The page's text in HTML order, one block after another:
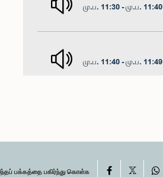
மு.ப. 11:30 - மு.ப. 11:40
மு.ப. 11:40 - மு.ப. 11:49
பி.ப. 12:05 - பி.ப. 12:13
பக்கத்தை பகிர்ந்து கொள்க Facebook